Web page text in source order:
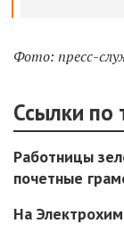
Фото: пресс-
Ссылки по
Работницы
почетные
На